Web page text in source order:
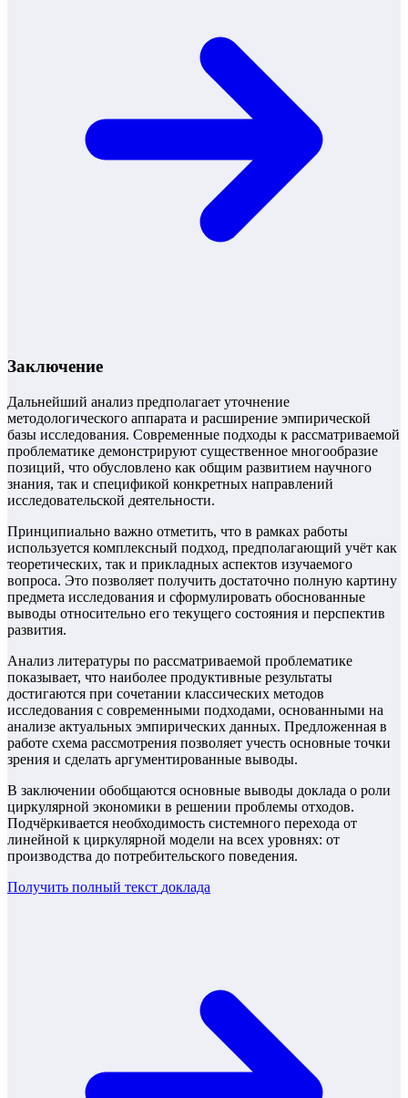
Заключение
Дальнейший анализ предполагает уточнение
методологического аппарата и расширение эмпирической
базы исследования. Современные подходы к рассматриваемой
проблематике демонстрируют существенное многообразие
позиций, что обусловлено как общим развитием научного
знания, так и спецификой конкретных направлений
исследовательской деятельности.
Принципиально важно отметить, что в рамках работы
используется комплексный подход, предполагающий учёт как
теоретических, так и прикладных аспектов изучаемого
вопроса. Это позволяет получить достаточно полную картину
предмета исследования и сформулировать обоснованные
выводы относительно его текущего состояния и перспектив
развития.
Анализ литературы по рассматриваемой проблематике
показывает, что наиболее продуктивные результаты
достигаются при сочетании классических методов
исследования с современными подходами, основанными на
анализе актуальных эмпирических данных. Предложенная в
работе схема рассмотрения позволяет учесть основные точки
зрения и сделать аргументированные выводы.
В заключении обобщаются основные выводы доклада о роли
циркулярной экономики в решении проблемы отходов.
Подчёркивается необходимость системного перехода от
линейной к циркулярной модели на всех уровнях: от
производства до потребительского поведения.
Получить полный текст доклада